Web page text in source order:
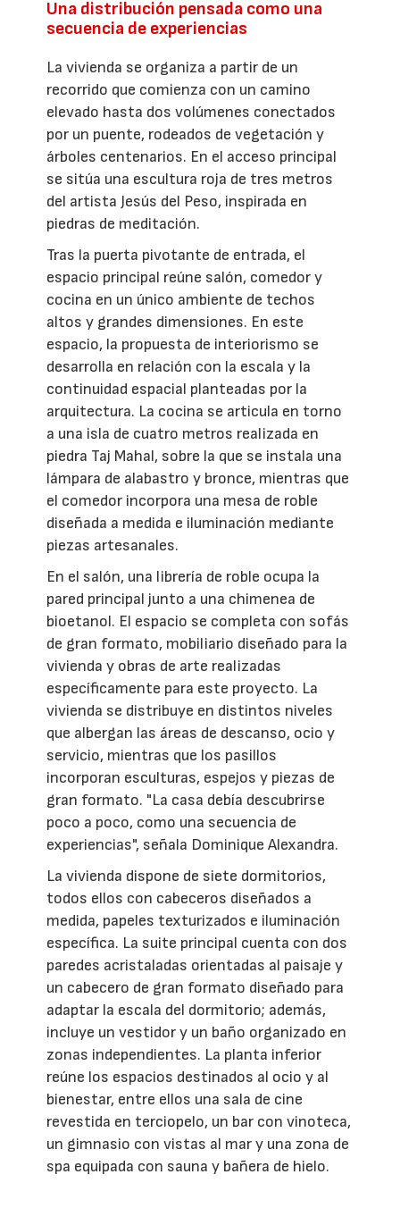
Una distribución pensada como una
secuencia de experiencias
La vivienda se organiza a partir de un
recorrido que comienza con un camino
elevado hasta dos volúmenes conectados
por un puente, rodeados de vegetación y
árboles centenarios. En el acceso principal
se sitúa una escultura roja de tres metros
del artista Jesús del Peso, inspirada en
piedras de meditación.
Tras la puerta pivotante de entrada, el
espacio principal reúne salón, comedor y
cocina en un único ambiente de techos
altos y grandes dimensiones. En este
espacio, la propuesta de interiorismo se
desarrolla en relación con la escala y la
continuidad espacial planteadas por la
arquitectura. La cocina se articula en torno
a una isla de cuatro metros realizada en
piedra Taj Mahal, sobre la que se instala una
lámpara de alabastro y bronce, mientras que
el comedor incorpora una mesa de roble
diseñada a medida e iluminación mediante
piezas artesanales.
En el salón, una librería de roble ocupa la
pared principal junto a una chimenea de
bioetanol. El espacio se completa con sofás
de gran formato, mobiliario diseñado para la
vivienda y obras de arte realizadas
específicamente para este proyecto. La
vivienda se distribuye en distintos niveles
que albergan las áreas de descanso, ocio y
servicio, mientras que los pasillos
incorporan esculturas, espejos y piezas de
gran formato. "La casa debía descubrirse
poco a poco, como una secuencia de
experiencias", señala Dominique Alexandra.
La vivienda dispone de siete dormitorios,
todos ellos con cabeceros diseñados a
medida, papeles texturizados e iluminación
específica. La suite principal cuenta con dos
paredes acristaladas orientadas al paisaje y
un cabecero de gran formato diseñado para
adaptar la escala del dormitorio; además,
incluye un vestidor y un baño organizado en
zonas independientes. La planta inferior
reúne los espacios destinados al ocio y al
bienestar, entre ellos una sala de cine
revestida en terciopelo, un bar con vinoteca,
un gimnasio con vistas al mar y una zona de
spa equipada con sauna y bañera de hielo.